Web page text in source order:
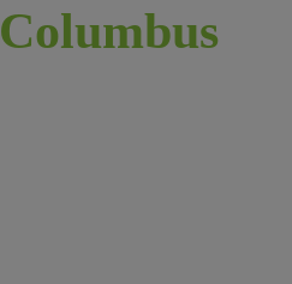
Columbus